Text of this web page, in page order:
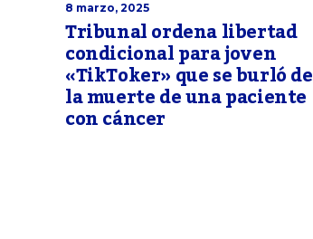
8 marzo, 2025
Tribunal ordena libertad
condicional para joven
«TikToker» que se burló de
la muerte de una paciente
con cáncer